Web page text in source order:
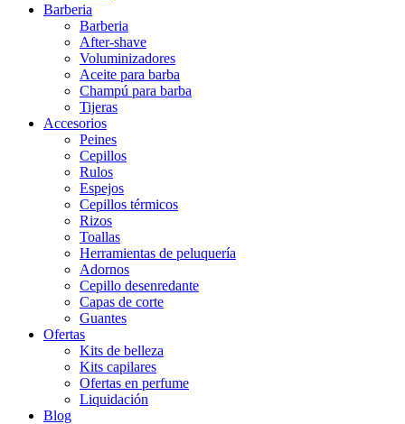
Barberia
Barberia
After-shave
Voluminizadores
Aceite para barba
Champú para barba
Tijeras
Accesorios
Peines
Cepillos
Rulos
Espejos
Cepillos térmicos
Rizos
Toallas
Herramientas de peluquería
Adornos
Cepillo desenredante
Capas de corte
Guantes
Ofertas
Kits de belleza
Kits capilares
Ofertas en perfume
Liquidación
Blog